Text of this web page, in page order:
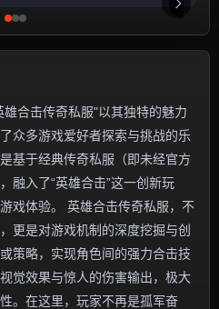
合击传奇私服"以其独特的魅力
众多游戏爱好者探索与挑战的乐
基于经典传奇私服（即未经官方
融入了“英雄合击”这一创新玩
戏体验。 英雄合击传奇私服，不
更是对游戏机制的深度挖掘与创
策略，实现角色间的强力合击技
觉效果与惊人的伤害输出，极大
。在这里，玩家不再是孤军奋